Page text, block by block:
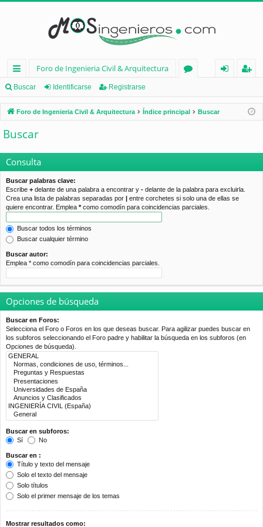
nl
ac
es
rá
pi
d
os
Foro de Ingenieria Civil & Arquitectura
os
nt
ifi
ist
ra
Buscar Identificarse Registrarse
Foro de Ingenieria Civil & Arquitectura Índice principal Buscar
Buscar
Consulta
Buscar palabras clave:
Escribe + delante de una palabra a encontrar y - delante de la palabra para excluirla.
Crea una lista de palabras separadas por | entre corchetes si solo una de ellas se
quiere encontrar. Emplea *como comodín para coincidencias parciales.
Buscar todos los términos
Buscar cualquier término
Buscar autor:
Emplea * como comodín para coincidencias parciales.
Opciones de búsqueda
Buscar en Foros:
Selecciona el Foro o Foros en los que deseas buscar. Para agilizar puedes buscar en
los subforos seleccionando el Foro padre y habilitar la búsqueda en los subforos (en
Opciones de búsqueda).
Buscar en subforos:
Sí
No
Buscar en :
Título y texto del mensaje
Solo el texto del mensaje
Solo títulos
Solo el primer mensaje de los temas
Mostrar resultados como: